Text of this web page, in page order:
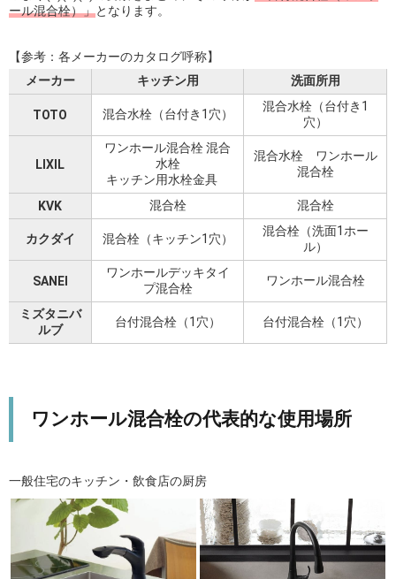
ール混合栓）」となります。
【参考：各メーカーのカタログ呼称】
メーカー
キッチン用 洗面所用
TOTO 混合水栓（台付き1穴）
混合水栓（台付き1
穴）
LIXIL
ワンホール混合栓 混合
水栓
キッチン用水栓金具
混合水栓 ワンホール
混合栓
KVK 混合栓 混合栓
カクダイ 混合栓（キッチン1穴）
混合栓（洗面1ホー
ル）
SANEI
ワンホールデッキタイ
プ混合栓
ワンホール混合栓
ミズタニバ
ルブ
台付混合栓（1穴） 台付混合栓（1穴）
ワンホール混合栓の代表的な使用場所
一般住宅のキッチン・飲食店の厨房